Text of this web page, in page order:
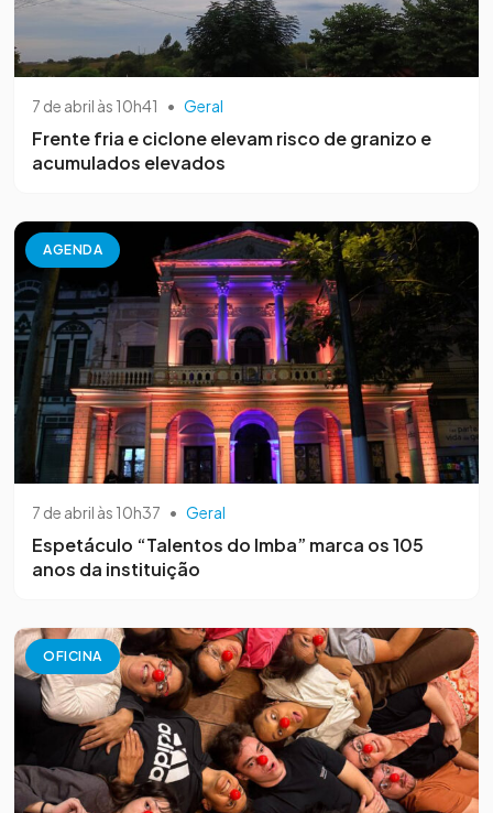
7 de abril às 10h41 • Geral
Frente fria e ciclone elevam risco de granizo e
acumulados elevados
AGENDA
7 de abril às 10h37 • Geral
Espetáculo “Talentos do Imba” marca os 105
anos da instituição
OFICINA